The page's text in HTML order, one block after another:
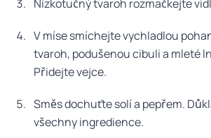
Nízkotučný tvaroh rozmačkejte
V míse smíchejte vychladlou
tvaroh, podušenou cibuli a mleté
Přidejte vejce.
Směs dochuťte solí a pepřem.
všechny ingredience.